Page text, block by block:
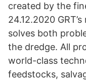
created by the
24.12.2020
solves both
the dredge. All
world-class
feedstocks,